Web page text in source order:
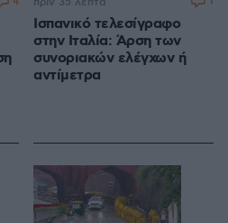
Ισπανικό τελεσίγραφο
στην Ιταλία: Άρση των
συνοριακών ελέγχων ή
αντίμετρα